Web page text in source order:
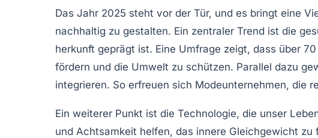
Das Jahr 2025 steht vor der Tür, und es bringt eine
nachhaltig zu gestalten. Ein zentraler Trend ist die
herkunft geprägt ist. Eine Umfrage zeigt, dass über
fördern und die Umwelt zu schützen. Parallel dazu
integrieren. So erfreuen sich Modeunternehmen, die
Ein weiterer Punkt ist die Technologie, die unser
und Achtsamkeit helfen, das innere Gleichgewicht